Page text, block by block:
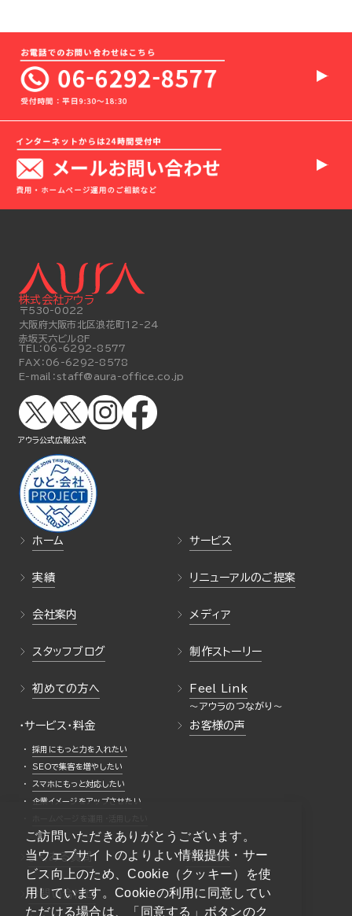
ご訪問いただきありがとうございます。
当ウェブサイトのよりよい情報提供・サー
ビス向上のため、Cookie（クッキー）を使
用しています。Cookieの利用に同意してい
ただける場合は、「同意する」ボタンのク
ホーム サービス
実績 リニューアルのご提案
会社案内 メディア
スタッフブログ 制作ストーリー
初めての方へ Feel Link
・サービス・料金
採用にもっと力を入れたい
SEOで集客を増やしたい
スマホにもっと対応したい
企業イメージをアップさせたい
お客様の声
よくある質問 採用情報
お問い合わせ
株式会社アウラ
〒530-0022
大阪府大阪市北区浪花町12-24
赤坂天六ビル8F
TEL： 06-6292-8577
FAX： 06-6292-8578
E-mail： staff@aura-office.co.jp
アウラ公式広報公式